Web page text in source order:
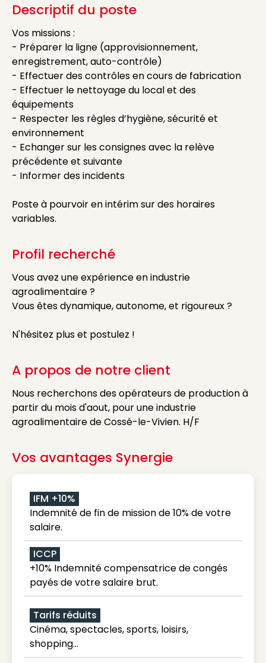
Descriptif du poste
Vos missions :
- Préparer la ligne (approvisionnement,
enregistrement, auto-contrôle)
- Effectuer des contrôles en cours de fabrication
- Effectuer le nettoyage du local et des
équipements
- Respecter les règles d’hygiène, sécurité et
environnement
- Echanger sur les consignes avec la relève
précédente et suivante
- Informer des incidents
Poste à pourvoir en intérim sur des horaires
variables.
Profil recherché
Vous avez une expérience en industrie
agroalimentaire ?
Vous êtes dynamique, autonome, et rigoureux ?
N'hésitez plus et postulez !
A propos de notre client
Nous recherchons des opérateurs de production à
partir du mois d'aout, pour une industrie
agroalimentaire de Cossé-le-Vivien. H/F
Vos avantages Synergie
IFM +10%
Indemnité de fin de mission de 10% de votre
salaire.
ICCP
+10% Indemnité compensatrice de congés
payés de votre salaire brut.
Tarifs réduits
Cinéma, spectacles, sports, loisirs,
shopping...